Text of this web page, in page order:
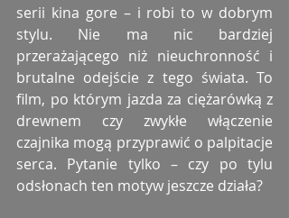
serii kina gore – i robi to w dobrym
stylu. Nie ma nic bardziej
przerażającego niż nieuchronność i
brutalne odejście z tego świata. To
film, po którym jazda za ciężarówką z
drewnem czy zwykłe włączenie
czajnika mogą przyprawić o palpitacje
serca. Pytanie tylko – czy po tylu
odsłonach ten motyw jeszcze działa?